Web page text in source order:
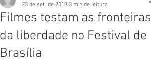
Filmes testam as fronteiras
da liberdade no Festival de
Brasília
23 de set. de 2018 3 min de leitura